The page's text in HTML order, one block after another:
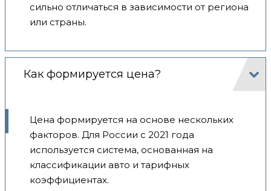
сильно отличаться в зависимости от региона
или страны.
Как формируется цена?
Цена формируется на основе нескольких
факторов. Для России с 2021 года
используется система, основанная на
классификации авто и тарифных
коэффициентах.